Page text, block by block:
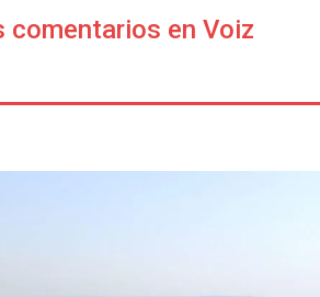
comentarios en Voiz